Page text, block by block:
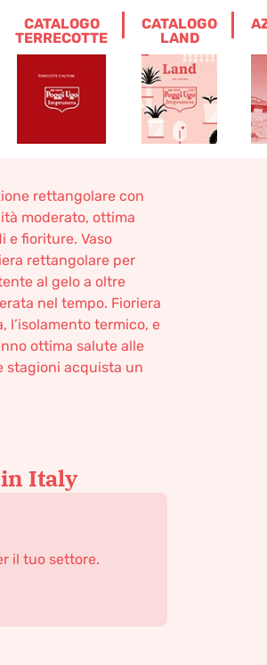
CATALOGO
TERRECOTTE
CATALOGO
LAND
rettangolare con
moderato, ottima
e fioriture. Vaso
rettangolare per
al gelo a oltre
nel tempo. Fioriera
termico, e
ottima salute alle
stagioni acquista un
in Italy
il tuo settore.